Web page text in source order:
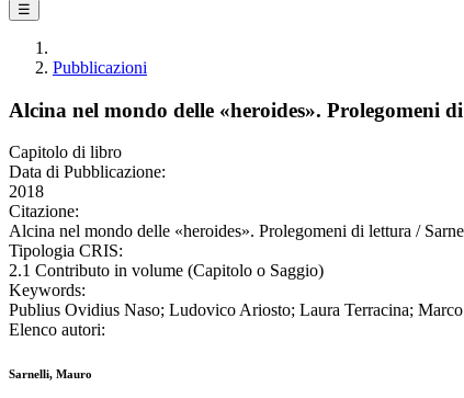
☰
Pubblicazioni
Alcina nel mondo delle «heroides». Prolegomeni
Capitolo di libro
Data di Pubblicazione:
2018
Citazione:
Alcina nel mondo delle «heroides». Prolegomeni di lettura /
Tipologia CRIS:
2.1 Contributo in volume (Capitolo o Saggio)
Keywords:
Publius Ovidius Naso; Ludovico Ariosto; Laura Terracina;
Elenco autori:
Sarnelli, Mauro